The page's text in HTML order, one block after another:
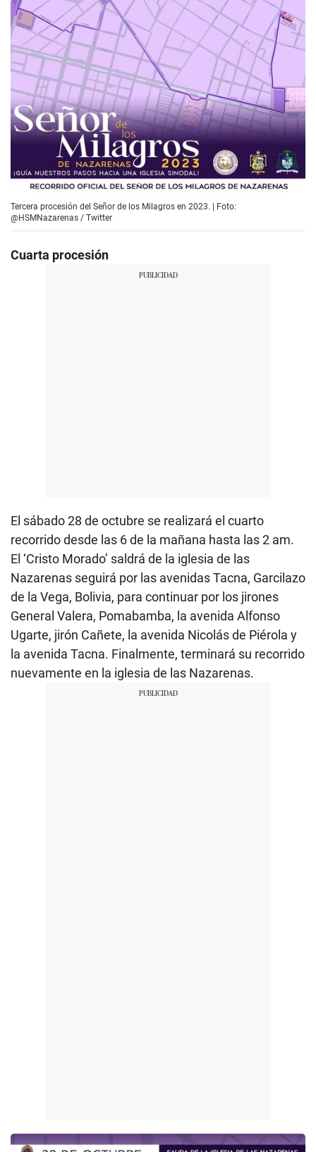
Tercera procesión del Señor de los Milagros en 2023. | Foto:
@HSMNazarenas / Twitter
Cuarta procesión
El sábado 28 de octubre se realizará el cuarto
recorrido desde las 6 de la mañana hasta las 2 am.
El ‘Cristo Morado’ saldrá de la iglesia de las
Nazarenas seguirá por las avenidas Tacna, Garcilazo
de la Vega, Bolivia, para continuar por los jirones
General Valera, Pomabamba, la avenida Alfonso
Ugarte, jirón Cañete, la avenida Nicolás de Piérola y
la avenida Tacna. Finalmente, terminará su recorrido
nuevamente en la iglesia de las Nazarenas.